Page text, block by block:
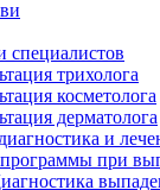
специалистов
трихолога
косметолога
дерматолога
и
при